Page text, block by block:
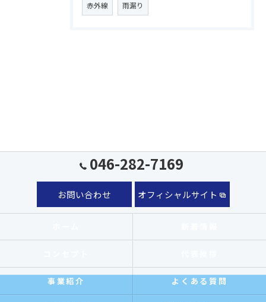
赤外線 雨漏り
046-282-7169
お問い合わせ オフィシャルサイト
事業紹介 よくある質問